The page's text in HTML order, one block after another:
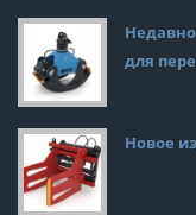
для
Новое